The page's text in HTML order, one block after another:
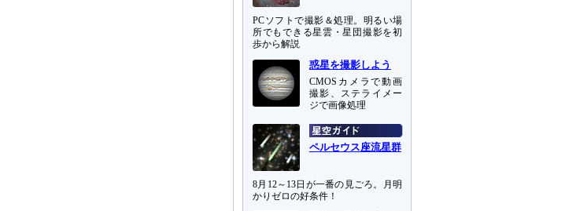
PCソフトで撮影＆処理。明るい場
所でもできる星雲・星団撮影を初
歩から解説
惑星を撮影しよう
CMOSカメラで動画
撮影、ステライメー
ジで画像処理
ペルセウス座流星群
8月12～13日が一番の見ごろ。月明
かりゼロの好条件！